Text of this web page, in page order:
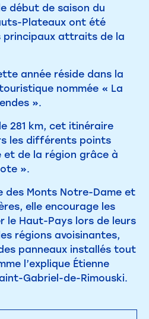
début de saison du
Plateaux ont été
principaux attraits de la
année réside dans la
nommée « La
».
281 km, cet itinéraire
les différents points
de la région grâce à
».
des Monts Notre-Dame et
elle encourage les
le Haut-Pays lors de leurs
régions avoisinantes,
panneaux installés tout
l’explique Étienne
Gabriel-de-Rimouski.